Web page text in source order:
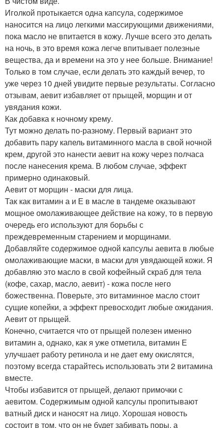
Иголкой протыкается одна капсула, содержимое
наносится на лицо легкими массирующими движениями,
пока масло не впитается в кожу. Лучше всего это делать
на ночь, в это время кожа легче впитывает полезные
вещества, да и времени на это у нее больше. Внимание!
Только в том случае, если делать это каждый вечер, то
уже через 10 дней увидите первые результаты. Согласно
отзывам, аевит избавляет от прыщей, морщин и от
увядания кожи.
Как добавка к ночному крему.
Тут можно делать по-разному. Первый вариант это
добавить пару капель витаминного масла в свой ночной
крем, другой это нанести аевит на кожу через полчаса
после нанесения крема. В любом случае, эффект
примерно одинаковый.
Аевит от морщин - маски для лица.
Так как витамин а и Е в масле в тандеме оказывают
мощное омолаживающее действие на кожу, то в первую
очередь его используют для борьбы с
преждевременным старением и морщинами.
Добавляйте содержимое одной капсулы аевита в любые
омолаживающие маски, в маски для увядающей кожи. Я
добавляю это масло в свой кофейный скраб для тела
(кофе, сахар, масло, аевит) - кожа после него
божественна. Поверьте, это витаминное масло стоит
сущие копейки, а эффект превосходит любые ожидания.
Аевит от прыщей.
Конечно, считается что от прыщей полезен именно
витамин а, однако, как я уже отметила, витамин Е
улучшает работу ретинола и не дает ему окислятся,
поэтому всегда старайтесь использовать эти 2 витамина
вместе.
Чтобы избавится от прыщей, делают примочки с
аевитом. Содержимым одной капсулы пропитывают
ватный диск и наносят на лицо. Хорошая новость
состоит в том, что он не будет забивать поры, а